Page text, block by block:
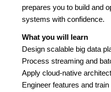
prepares you to build and
systems with confidence.
What you will learn
Design scalable big data
Process streaming and
Apply cloud-native
Engineer features and